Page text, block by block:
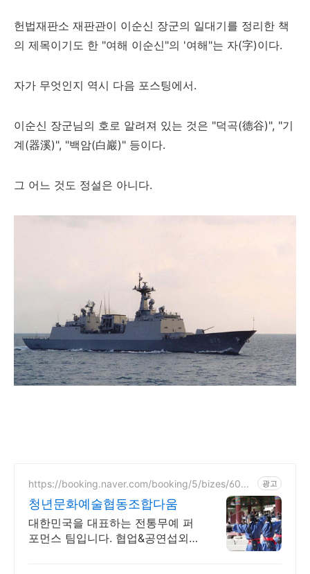
헌법재판소 재판관이 이순신 장군의 일대기를 정리한 책
의 제목이기도 한 "여해 이순신"의 '여해"는 자(字)이다.
자가 무엇인지 역시 다음 포스팅에서.
이순신 장군님의 호로 알려져 있는 것은 "덕곡(德谷)", "기
계(器溪)", "백암(白巖)" 등이다.
그 어느 것도 정설은 아니다.
https://booking.naver.com/booking/5/bizes/6058
광고
청년문화예술협동조합다움
대한민국을 대표하는 전통무예 퍼
포먼스 팀입니다. 협업&공연섭외